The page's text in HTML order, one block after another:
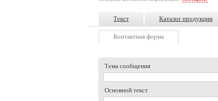
Текст Каталог продукции
Контактная форма
Тема сообщения
Основной текст